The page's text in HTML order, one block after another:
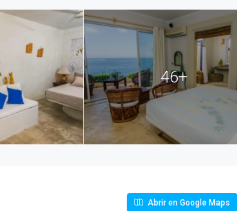
46+
Abrir en Google Maps